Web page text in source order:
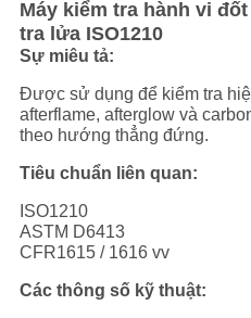
TRANG
WEB
CHÍNH
SÁCH
BẢO
MẬT
Máy kiểm tra hành vi
tra lửa ISO1210
Sự miêu tả:
Được sử dụng để kiểm tra
afterflame, afterglow và
theo hướng thẳng đứng.
Tiêu chuẩn liên quan:
ISO1210
ASTM D6413
CFR1615 / 1616 vv
Các thông số kỹ thuật: